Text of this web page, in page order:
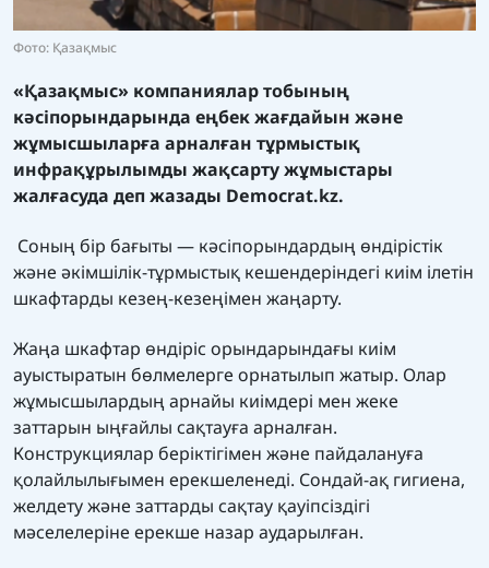
Фото: Қазақмыс
«Қазақмыс» компаниялар тобының
кәсіпорындарында еңбек жағдайын және
жұмысшыларға арналған тұрмыстық
инфрақұрылымды жақсарту жұмыстары
жалғасуда деп жазады Democrat.kz.
Соның бір бағыты — кәсіпорындардың өндірістік
және әкімшілік-тұрмыстық кешендеріндегі киім ілетін
шкафтарды кезең-кезеңімен жаңарту.
Жаңа шкафтар өндіріс орындарындағы киім
ауыстыратын бөлмелерге орнатылып жатыр. Олар
жұмысшылардың арнайы киімдері мен жеке
заттарын ыңғайлы сақтауға арналған.
Конструкциялар беріктігімен және пайдалануға
қолайлылығымен ерекшеленеді. Сондай-ақ гигиена,
желдету және заттарды сақтау қауіпсіздігі
мәселелеріне ерекше назар аударылған.